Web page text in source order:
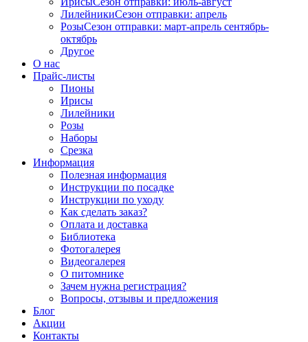
ЛилейникиСезон отправки: апрель
РозыСезон отправки: март-апрель сентябрь-
октябрь
Другое
О нас
Прайс-листы
Пионы
Ирисы
Лилейники
Розы
Наборы
Срезка
Информация
Полезная информация
Инструкции по посадке
Инструкции по уходу
Как сделать заказ?
Оплата и доставка
Библиотека
Фотогалерея
Видеогалерея
О питомнике
Зачем нужна регистрация?
Вопросы, отзывы и предложения
Блог
Акции
Контакты